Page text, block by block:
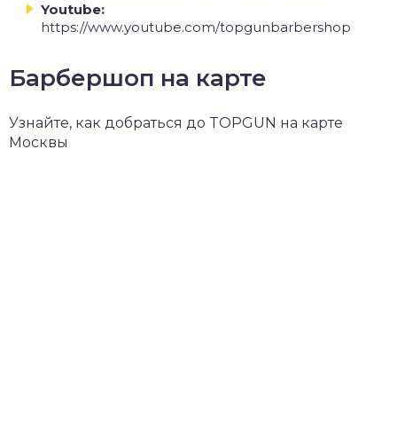
Youtube:
https://www.youtube.com/topgunbarbershop
Барбершоп на карте
Узнайте, как добраться до TOPGUN на карте
Москвы